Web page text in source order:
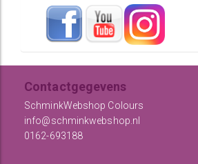
Contactgegevens
SchminkWebshop Colours
info@schminkwebshop.nl
0162-693188